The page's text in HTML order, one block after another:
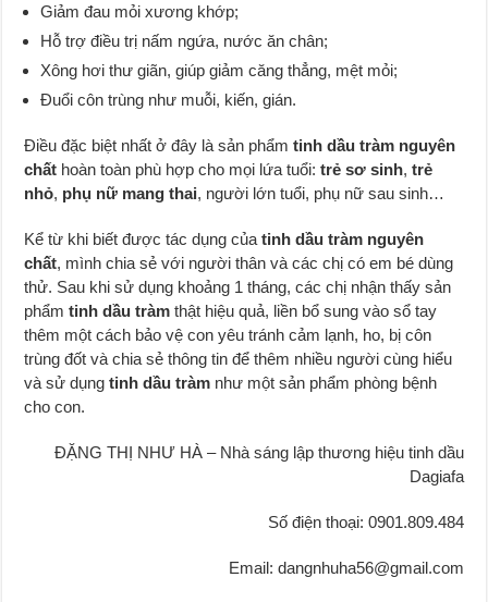
Giảm đau mỏi xương khớp;
Hỗ trợ điều trị nấm ngứa, nước ăn chân;
Xông hơi thư giãn, giúp giảm căng thẳng, mệt mỏi;
Đuổi côn trùng như muỗi, kiến, gián.
Điều đặc biệt nhất ở đây là sản phẩmtinh dầu tràm nguyên
chất hoàn toàn phù hợp cho mọi lứa tuổi:trẻ sơ sinh,trẻ
nhỏ, phụ nữ mang thai, người lớn tuổi, phụ nữ sau sinh…
Kể từ khi biết được tác dụng củatinh dầu tràm nguyên
chất, mình chia sẻ với người thân và các chị có em bé dùng
thử. Sau khi sử dụng khoảng 1 tháng, các chị nhận thấy sản
phẩmtinh dầu tràm thật hiệu quả, liền bổ sung vào sổ tay
thêm một cách bảo vệ con yêu tránh cảm lạnh, ho, bị côn
trùng đốt và chia sẻ thông tin để thêm nhiều người cùng hiểu
và sử dụngtinh dầu tràm như một sản phẩm phòng bệnh
cho con.
ĐẶNG THỊ NHƯ HÀ – Nhà sáng lập thương hiệu tinh dầu
Dagiafa
Số điện thoại: 0901.809.484
Email: dangnhuha56@gmail.com